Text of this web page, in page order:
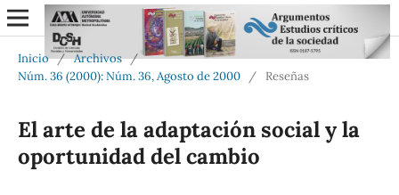
Inicio / Archivos /
Núm. 36 (2000): Núm. 36, Agosto de 2000
/ Reseñas
El arte de la adaptación social y la
oportunidad del cambio